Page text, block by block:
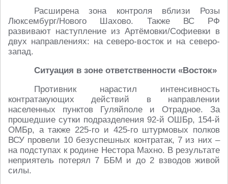
Расширена зона контроля вблизи Розы
Люксембург/Нового Шахово. Также ВС РФ
развивают наступление из Артёмовки/Софиевки в
двух направлениях: на северо-восток и на северо-
запад.
Ситуация в зоне ответственности «Восток»
Противник нарастил интенсивность
контратакующих действий в направлении
населенных пунктов Гуляйполе и Отрадное. За
прошедшие сутки подразделения 92-й ОШБр, 154-й
ОМБр, а также 225-го и 425-го штурмовых полков
ВСУ провели 10 безуспешных контратак, 7 из них –
на подступах к родине Нестора Махно. В результате
неприятель потерял 7 ББМ и до 2 взводов живой
силы.